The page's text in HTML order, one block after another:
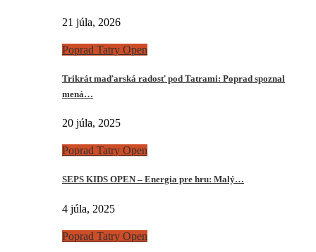
21 júla, 2026
Poprad Tatry Open
Trikrát maďarská radosť pod Tatrami: Poprad spoznal
mená…
20 júla, 2025
Poprad Tatry Open
SEPS KIDS OPEN – Energia pre hru: Malý…
4 júla, 2025
Poprad Tatry Open